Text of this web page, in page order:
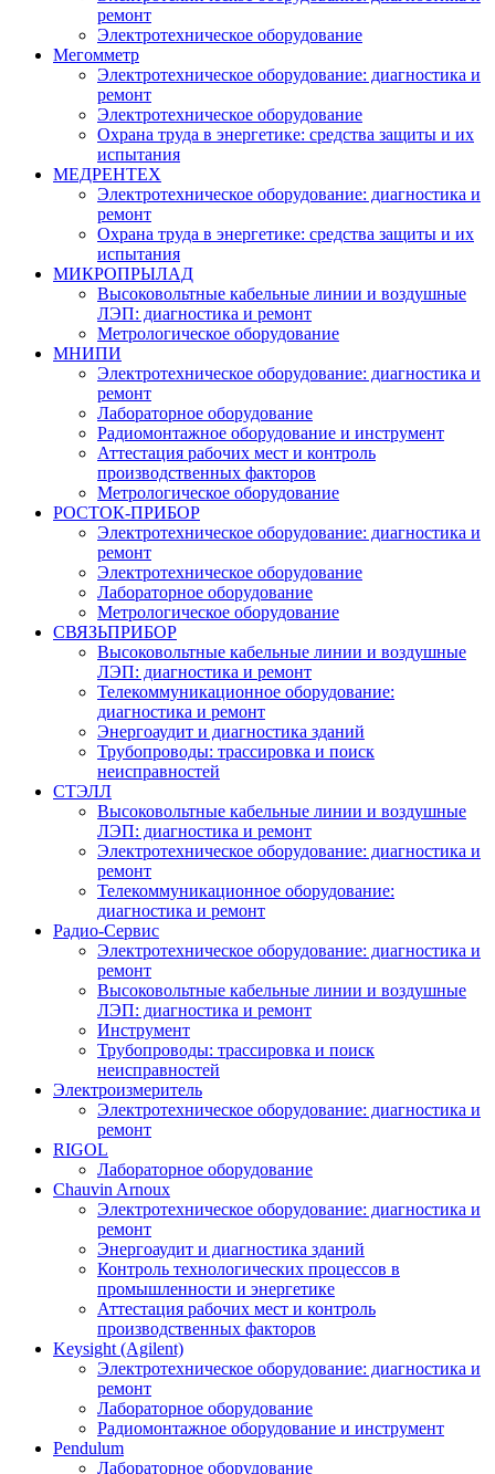
ремонт
Электротехническое оборудование
Мегомметр
Электротехническое оборудование: диагностика и
ремонт
Электротехническое оборудование
Охрана труда в энергетике: средства защиты и их
испытания
МЕДРЕНТЕХ
Электротехническое оборудование: диагностика и
ремонт
Охрана труда в энергетике: средства защиты и их
испытания
МИКРОПРЫЛАД
Высоковольтные кабельные линии и воздушные
ЛЭП: диагностика и ремонт
Метрологическое оборудование
МНИПИ
Электротехническое оборудование: диагностика и
ремонт
Лабораторное оборудование
Радиомонтажное оборудование и инструмент
Аттестация рабочих мест и контроль
производственных факторов
Метрологическое оборудование
РОСТОК-ПРИБОР
Электротехническое оборудование: диагностика и
ремонт
Электротехническое оборудование
Лабораторное оборудование
Метрологическое оборудование
СВЯЗЬПРИБОР
Высоковольтные кабельные линии и воздушные
ЛЭП: диагностика и ремонт
Телекоммуникационное оборудование:
диагностика и ремонт
Энергоаудит и диагностика зданий
Трубопроводы: трассировка и поиск
неисправностей
СТЭЛЛ
Высоковольтные кабельные линии и воздушные
ЛЭП: диагностика и ремонт
Электротехническое оборудование: диагностика и
ремонт
Телекоммуникационное оборудование:
диагностика и ремонт
Радио-Cервис
Электротехническое оборудование: диагностика и
ремонт
Высоковольтные кабельные линии и воздушные
ЛЭП: диагностика и ремонт
Инструмент
Трубопроводы: трассировка и поиск
неисправностей
Электроизмеритель
Электротехническое оборудование: диагностика и
ремонт
RIGOL
Лабораторное оборудование
Chauvin Arnoux
Электротехническое оборудование: диагностика и
ремонт
Энергоаудит и диагностика зданий
Контроль технологических процессов в
промышленности и энергетике
Аттестация рабочих мест и контроль
производственных факторов
Keysight (Agilent)
Электротехническое оборудование: диагностика и
ремонт
Лабораторное оборудование
Радиомонтажное оборудование и инструмент
Pendulum
Лабораторное оборудование